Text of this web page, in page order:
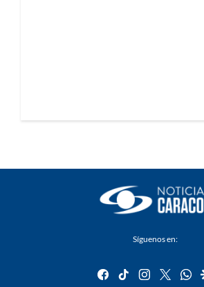
Síguenos en:
facebook
tiktok instagram
twitter